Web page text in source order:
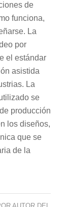
de
funciona,
La
por
el estándar
asistida
La
se
producción
los diseños,
que se
de la